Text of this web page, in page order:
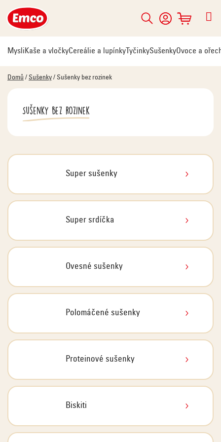
na
obsah
Hledat
NÁKUPNÍ
KOŠÍK
MysliKaše a vločkyCereálie a lupínky TyčinkySušenkyOvoce a
Domů / Sušenky / Sušenky bez rozinek
Sušenky bez rozinek
Super sušenky
Super srdíčka
Ovesné sušenky
Polomáčené sušenky
Proteinové sušenky
Biskiti